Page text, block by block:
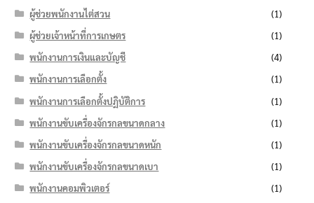
ผู้ช่วยพนักงานไต่สวน
(1)
ผู้ช่วยเจ้าหน้าที่การเกษตร
(1)
พนักงานการเงินและบัญชี
(4)
พนักงานการเลือกตั้ง
(1)
พนักงานการเลือกตั้งปฏิบัติการ
(1)
พนักงานขับเครื่องจักรกลขนาดกลาง
(1)
พนักงานขับเครื่องจักรกลขนาดหนัก
(1)
พนักงานขับเครื่องจักรกลขนาดเบา
(1)
พนักงานคอมพิวเตอร์
(1)